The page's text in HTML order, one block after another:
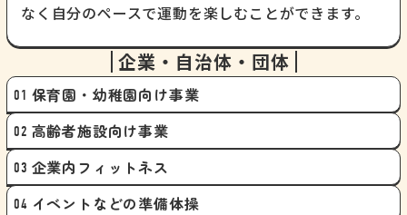
なく自分のペースで運動を楽しむことができます。
企業・自治体・団体
保育園・幼稚園向け事業
高齢者施設向け事業
企業内フィットネス
イベントなどの準備体操